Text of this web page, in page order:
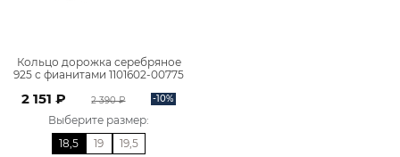
Кольцо дорожка серебряное
925 с фианитами 1101602-00775
2 151 ₽ 2 390 ₽ -10%
Выберите размер:
18,5
19 19,5